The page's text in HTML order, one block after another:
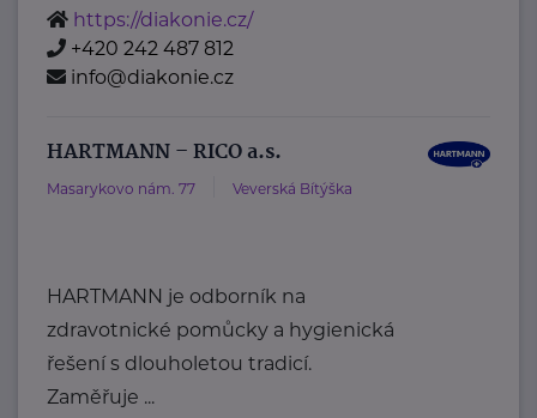
https://diakonie.cz/
+420 242 487 812
info@diakonie.cz
HARTMANN – RICO a.s.
Masarykovo nám. 77 Veverská Bítýška
HARTMANN je odborník na
zdravotnické pomůcky a hygienická
řešení s dlouholetou tradicí.
Zaměřuje ...